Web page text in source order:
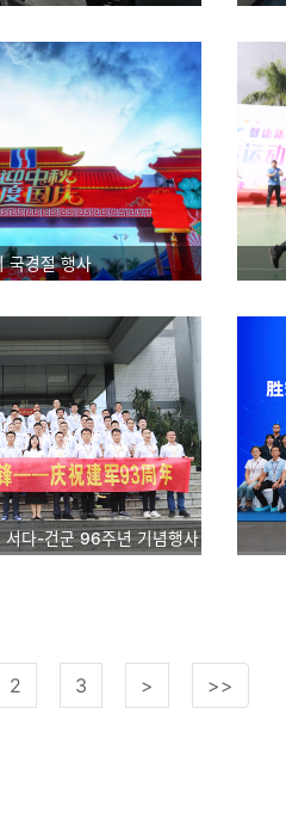
국경절 행사
서다-건군 96주년 기념행사
2 3 > >>